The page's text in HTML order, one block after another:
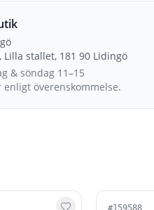
Lilla stallet, 181 90 Lidingö
& söndag 11–15
enligt överenskommelse.
#159588